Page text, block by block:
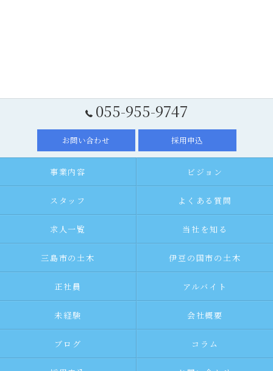
055-955-9747
お問い合わせ 採用申込
事業内容 ビジョン
スタッフ よくある質問
求人一覧 当社を知る
三島市の土木 伊豆の国市の土木
正社員 アルバイト
未経験 会社概要
ブログ コラム